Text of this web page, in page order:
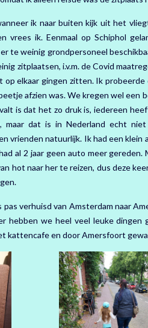
ik naar buiten kijk uit het
vrees ik. Eenmaal op Schiphol
te weinig grondpersoneel
zitplaatsen, i.v.m. de Covid
op elkaar gingen zitten. Ik
afzien was. We kregen wel
is dat het zo druk is, iedereen
maar dat is in Nederland echt
vrienden natuurlijk. Ik had een
al 2 jaar geen auto meer
hot naar her te reizen, dus deze
verhuisd van Amsterdam naar
hebben we heel veel leuke
kattencafe en door Amersfoort